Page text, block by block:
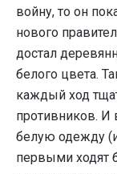
войну, то он
нового
достал
белого цвета.
каждый ход
противников. И
белую одежду
первыми ходят